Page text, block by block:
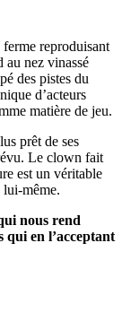
reproduisant
au nez vinassé
des pistes du
d’acteurs
matière de jeu.
prêt de ses
Le clown fait
est un véritable
même.
nous rend
qui en l’acceptant